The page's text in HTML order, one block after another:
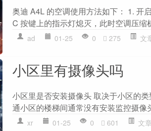
奥迪 A4L 的空调使用方法如下： 1. 开
C 按键上的指示灯熄灭，此时空调压缩
ad 01-25 0 275 文
小区里有摄像头吗
小区里是否安装摄像头 取决于小区的
通小区的楼梯间通常没有安装监控摄像
xr 01-25 0 601 文